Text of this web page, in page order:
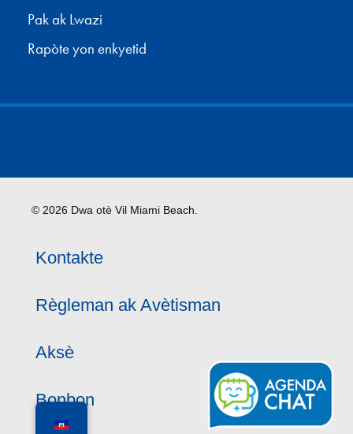
Pak ak Lwazi
Rapòte yon enkyetid
© 2026 Dwa otè Vil Miami Beach.
Kontakte
Règleman ak Avètisman
Aksè
Bonbon